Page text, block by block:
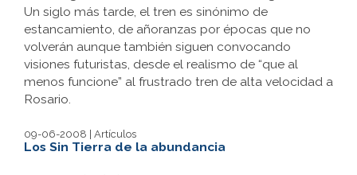
Un siglo más tarde, el tren es sinónimo de
estancamiento, de añoranzas por épocas que no
volverán aunque también siguen convocando
visiones futuristas, desde el realismo de “que al
menos funcione” al frustrado tren de alta velocidad a
Rosario.
09-06-2008 | Artículos
Los Sin Tierra de la abundancia